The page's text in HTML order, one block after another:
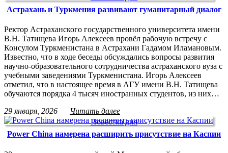
Астрахань и Туркмения развивают гуманитарный диалог
Ректор Астраханского государственного университета имени
В.Н. Татищева Игорь Алексеев провёл рабочую встречу с
Консулом Туркменистана в Астрахани Гадамом Иламановым.
Известно, что в ходе беседы обсуждались вопросы развития
научно-образовательного сотрудничества астраханского вуза с
учебными заведениями Туркменистана. Игорь Алексеев
отметил, что в настоящее время в АГУ имени В.Н. Татищева
обучаются порядка 4 тысяч иностранных студентов, из них…
29 января, 2026
Читать далее
Повестка дня
Power China намерена расширить присутствие на Каспии